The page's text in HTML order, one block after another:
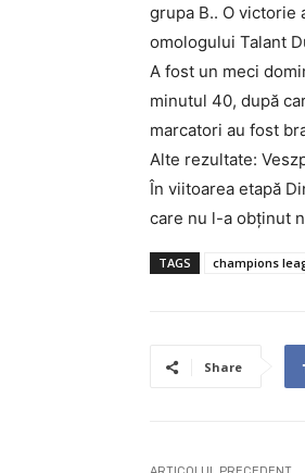
grupa B.. O victorie
omologului Talant
A fost un meci
minutul 40, după
marcatori au fost
Alte rezultate:
În viitoarea etapă
care nu l-a obținut
TAGS champions
Share